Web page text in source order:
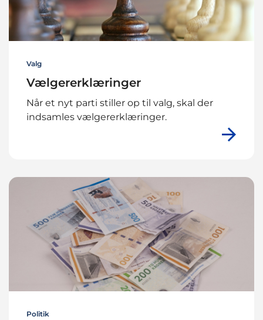
Valg
Vælgererklæringer
Når et nyt parti stiller op til valg, skal der
indsamles vælgererklæringer.
Politik